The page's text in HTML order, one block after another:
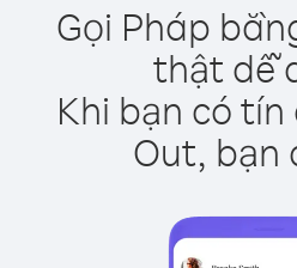
Gọi Pháp
thật dễ
Khi bạn có
Out, bạn